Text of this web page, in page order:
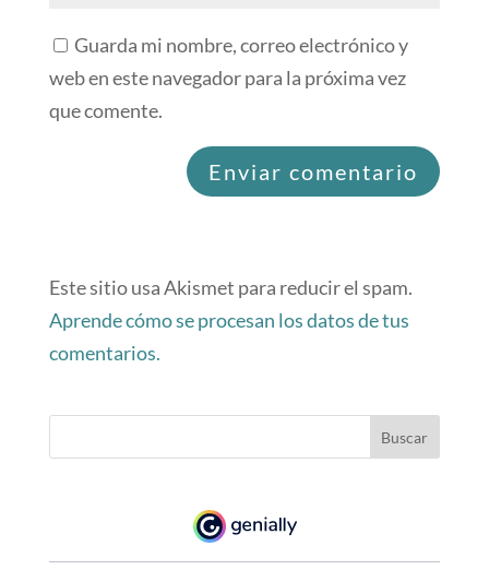
Guarda mi nombre, correo electrónico y
web en este navegador para la próxima vez
que comente.
Este sitio usa Akismet para reducir el spam.
Aprende cómo se procesan los datos de tus
comentarios.